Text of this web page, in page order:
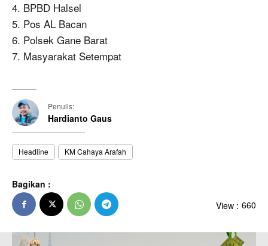
4. BPBD Halsel
5. Pos AL Bacan
6. Polsek Gane Barat
7. Masyarakat Setempat
Penulis:
Hardianto Gaus
Headline KM Cahaya Arafah
Bagikan :
View : 660